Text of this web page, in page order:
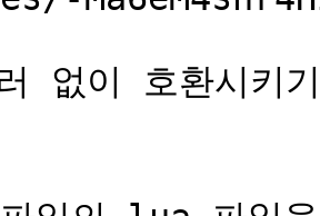
없이 호환시키